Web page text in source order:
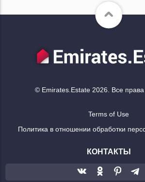
© Emirates.Estate 2026. Все
Terms of Use
Политика в отношении обработки
КОНТАКТЫ